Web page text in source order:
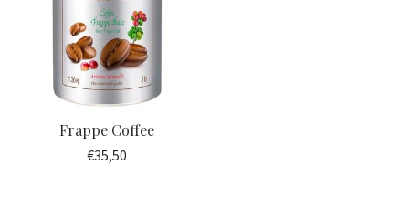
Frappe Coffee
€35,50